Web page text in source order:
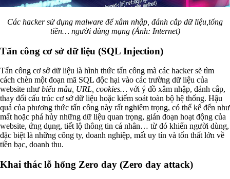
Các hacker sử dụng malware để xâm nhập, đánh cắp dữ liệu,tống
tiền… người dùng mạng (Ảnh: Internet)
Tấn công cơ sở dữ liệu (SQL Injection)
Tấn công cơ sở dữ liệu là hình thức tấn công mà các hacker sẽ tìm
cách chèn một đoạn mã SQL độc hại vào các trường dữ liệu của
website như biểu mẫu, URL, cookies… với ý đồ xâm nhập, đánh cắp,
thay đổi cấu trúc cơ sở dữ liệu hoặc kiểm soát toàn bộ hệ thống. Hậu
quả của phương thức tấn công này rất nghiêm trọng, có thể kể đến như
mất hoặc phá hủy những dữ liệu quan trọng, gián đoạn hoạt động của
website, ứng dụng, tiết lộ thông tin cá nhân… từ đó khiến người dùng,
đặc biệt là những công ty, doanh nghiệp, mất uy tín và tổn thất lớn về
tiền bạc, doanh thu.
Khai thác lỗ hổng Zero day (Zero day attack)